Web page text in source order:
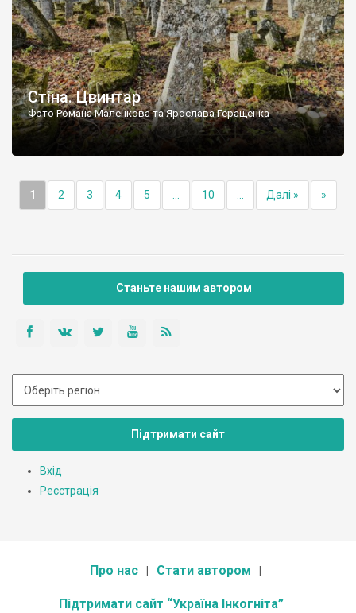
Стіна. Цвинтар
Фото Романа Маленкова та Ярослава Геращенка
1 2 3 4 5 10 Далі » »
Станьте нашим автором
Підтримати сайт
Вхід
Реєстрація
Про нас Стати автором
Підтримати сайт “Україна Інкогніта”